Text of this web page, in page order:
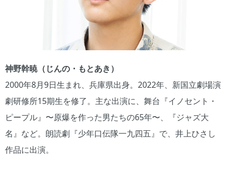
神野幹暁（じんの・もとあき）
2000年8月9日生まれ、兵庫県出身。2022年、新国立劇場演
劇研修所15期生を修了。主な出演に、舞台『イノセント・
ピープル』〜原爆を作った男たちの65年〜、『ジャズ大
名』など。朗読劇『少年口伝隊一九四五』で、井上ひさし
作品に出演。